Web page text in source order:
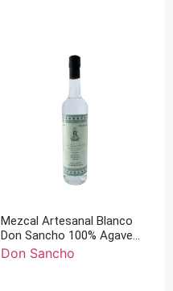
Mezcal Artesanal Blanco
Don Sancho 100% Agave
Inaequedins 750 ml
Don Sancho